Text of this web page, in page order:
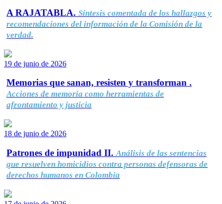
A RAJATABLA. Síntesis comentada de los hallazgos y
recomendaciones del información de la Comisión de la
verdad.
19 de junio de 2026
Memorias que sanan, resisten y transforman .
Acciones de memoria como herramientas de
afrontamiento y justicia
18 de junio de 2026
Patrones de impunidad II. Análisis de las sentencias
que resuelven homicidios contra personas defensoras de
derechos humanos en Colombia